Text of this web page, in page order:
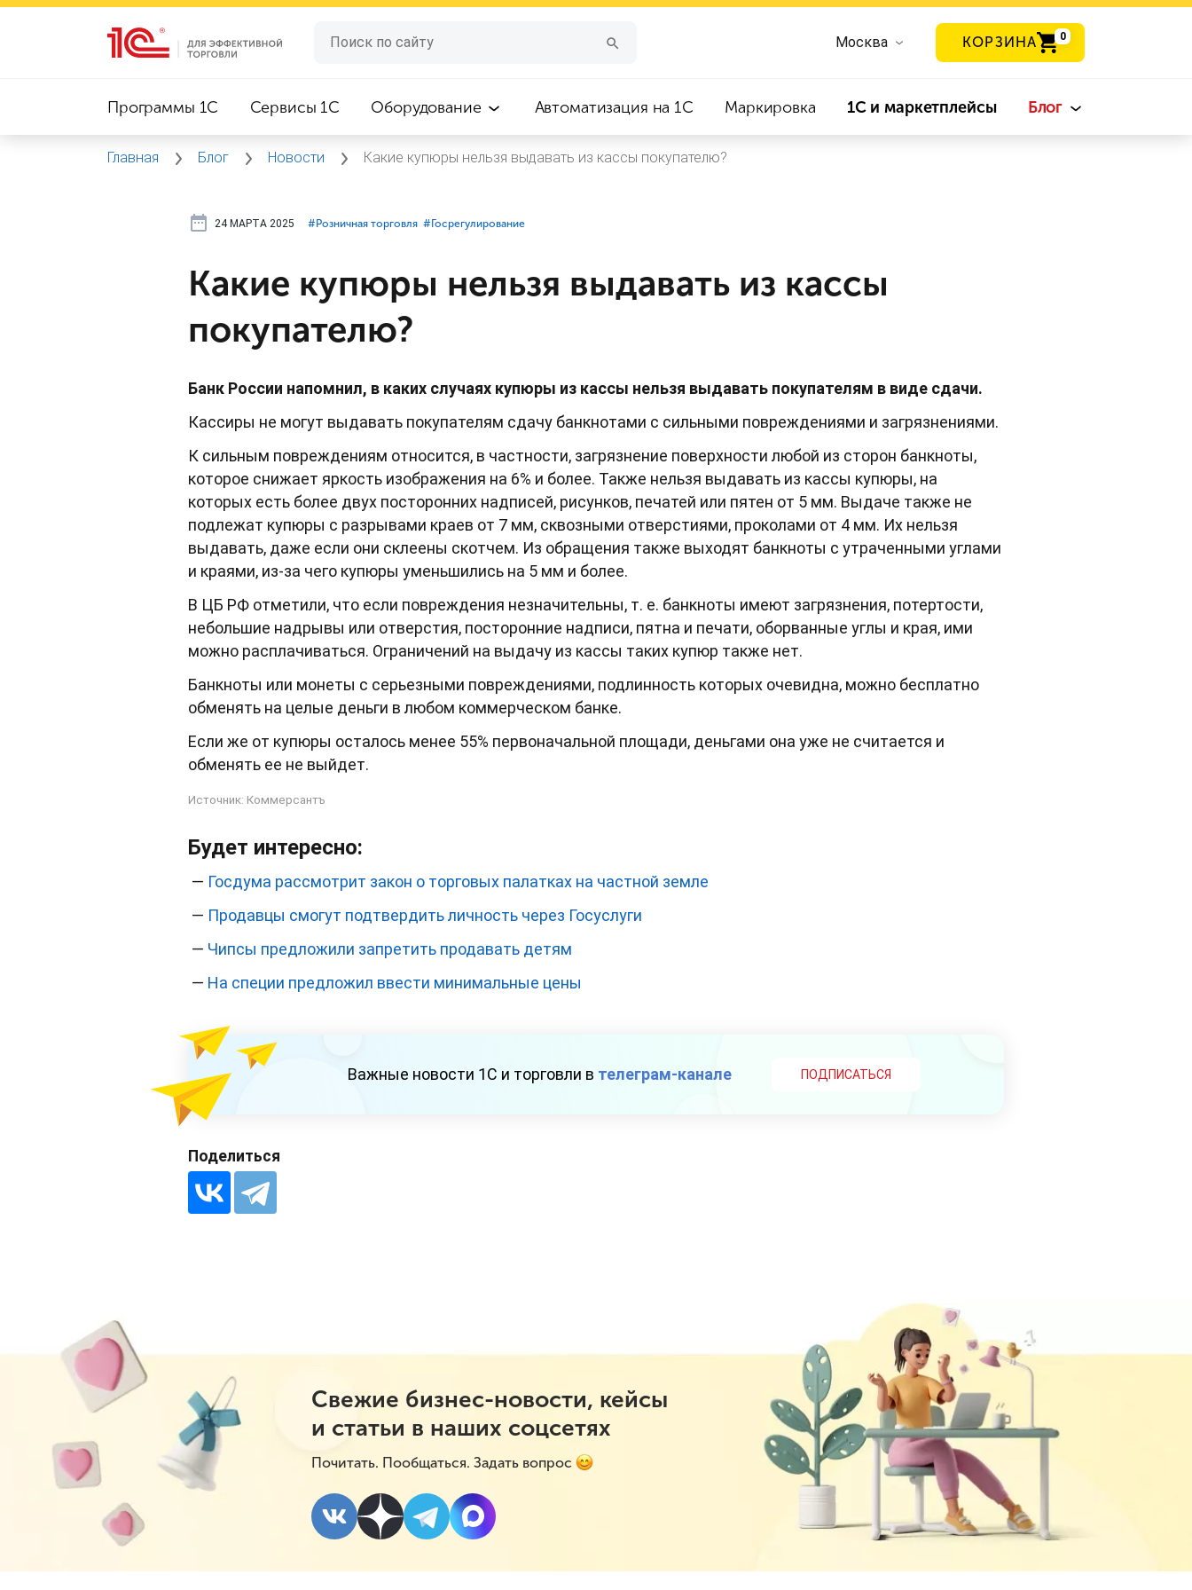
Москва КОРЗИНА 0
Программы 1C Сервисы 1C Оборудование Автоматизация на 1С Маркировка 1С и маркетплейсы Блог
Главная Блог Новости Какие купюры нельзя выдавать из кассы покупателю?
24 МАРТА 2025 #⁣Розничная торговля #⁣Госрегулирование
Какие купюры нельзя выдавать из кассы
покупателю?
Банк России напомнил, в каких случаях купюры из кассы нельзя выдавать покупателям в виде сдачи.
Кассиры не могут выдавать покупателям сдачу банкнотами с сильными повреждениями и загрязнениями.
К сильным повреждениям относится, в частности, загрязнение поверхности любой из сторон банкноты,
которое снижает яркость изображения на 6% и более. Также нельзя выдавать из кассы купюры, на
которых есть более двух посторонних надписей, рисунков, печатей или пятен от 5 мм. Выдаче также не
подлежат купюры с разрывами краев от 7 мм, сквозными отверстиями, проколами от 4 мм. Их нельзя
выдавать, даже если они склеены скотчем. Из обращения также выходят банкноты с утраченными углами
и краями, из-за чего купюры уменьшились на 5 мм и более.
В ЦБ РФ отметили, что если повреждения незначительны, т. е. банкноты имеют загрязнения, потертости,
небольшие надрывы или отверстия, посторонние надписи, пятна и печати, оборванные углы и края, ими
можно расплачиваться. Ограничений на выдачу из кассы таких купюр также нет.
Банкноты или монеты с серьезными повреждениями, подлинность которых очевидна, можно бесплатно
обменять на целые деньги в любом коммерческом банке.
Если же от купюры осталось менее 55% первоначальной площади, деньгами она уже не считается и
обменять ее не выйдет.
Источник: Коммерсантъ
Будет интересно:
— Госдума рассмотрит закон о торговых палатках на частной земле
— Продавцы смогут подтвердить личность через Госуслуги
— Чипсы предложили запретить продавать детям
— На специи предложил ввести минимальные цены
Важные новости 1С и торговли в телеграм-канале ПОДПИСАТЬСЯ
Поделиться
Свежие бизнес-новости, кейсы
и статьи в наших соцсетях
Почитать. Пообщаться. Задать вопрос